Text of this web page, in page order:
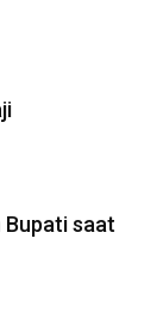
Bupati saat